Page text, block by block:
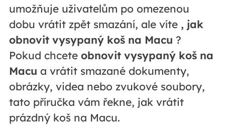
umožňuje uživatelům po omezenou
dobu vrátit zpět smazání, ale víte , jak
obnovit vysypaný koš na Macu ?
Pokud chcete obnovit vysypaný koš na
Macu a vrátit smazané dokumenty,
obrázky, videa nebo zvukové soubory,
tato příručka vám řekne, jak vrátit
prázdný koš na Macu.